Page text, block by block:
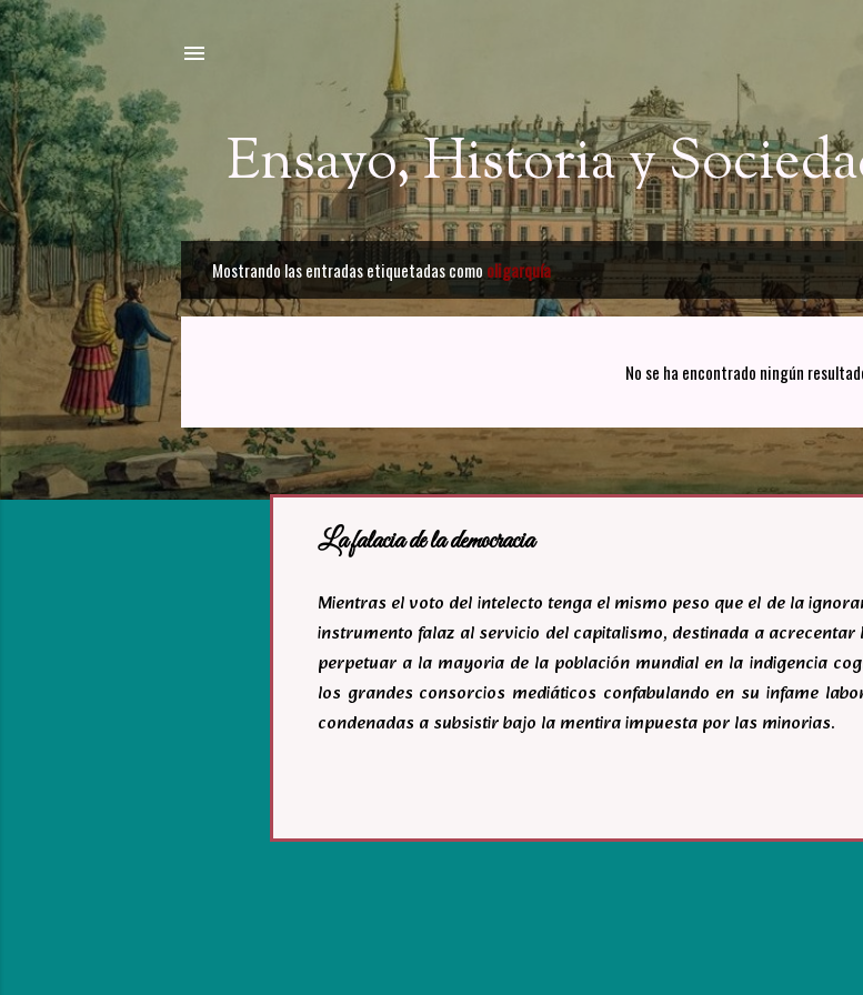
Ensayo, Historia y
E
n
a
d
a
Mostrando las entradas etiquetadas como oligarquía
No se ha encontrado ningún
La falacia de la democracia
Mientras el voto del intelecto tenga el mismo peso que el de la
instrumento falaz al servicio del capitalismo, destinada a
perpetuar a la mayoria de la población mundial en la indigencia
los grandes consorcios mediáticos confabulando en su infame
condenadas a subsistir bajo la mentira impuesta por las minorias.